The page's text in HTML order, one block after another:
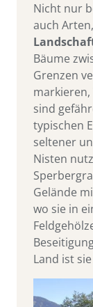
Nicht nur
auch
Bäume
Grenzen
sind
typischen
seltener
Nisten
Gelände
wo sie in
Land ist